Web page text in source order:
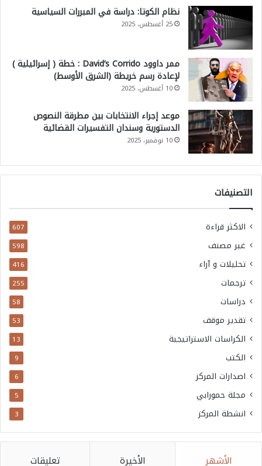
نظام الكوتا: دراسة في المبررات السياسية
25 أغسطس، 2025
ممر داوود David’s Corrido : خطة ( إسرائيلية )
لإعادة رسم خريطة (الشرق الأوسط)
10 أغسطس، 2025
موعد إجراء الانتخابات بين مطرقة النصوص
الدستورية وسندان التفسيرات القضائية
10 نوفمبر، 2025
التصنيفات
الاكثر قراءة 607
غير مصنف 598
تحليلات و آراء 416
ترجمات 255
دراسات 58
تقدير موقف 53
الكراسات الاستراتيجية 13
الكتب 9
اصدارات المركز 6
مجلة حمورابي 5
انشطة المركز 3
الأشهر الأخيرة تعليقات